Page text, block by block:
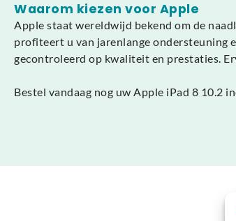
Waarom kiezen voor Apple
Apple staat wereldwijd bekend om de
profiteert u van jarenlange ondersteuning
gecontroleerd op kwaliteit en prestaties.
Bestel vandaag nog uw Apple iPad 8 10.2